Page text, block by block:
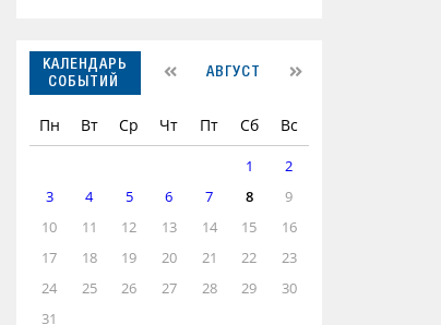
КАЛЕНДАРЬ
СОБЫТИЙ
АВГУСТ
Пн Вт Ср Чт Пт Сб Вс
1
2
3
4 5 6 7 8
9
10
11 12 13 14 15
16
17
18 19 20 21 22
23
24
25 26 27 28 29
30
31